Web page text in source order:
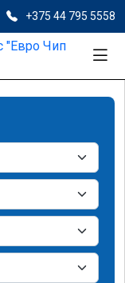
+375 44 795 5558